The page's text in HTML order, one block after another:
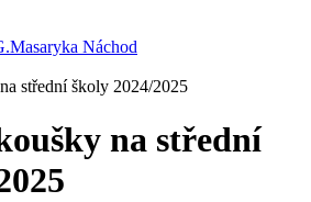
Náchod
střední školy 2024/2025
na střední